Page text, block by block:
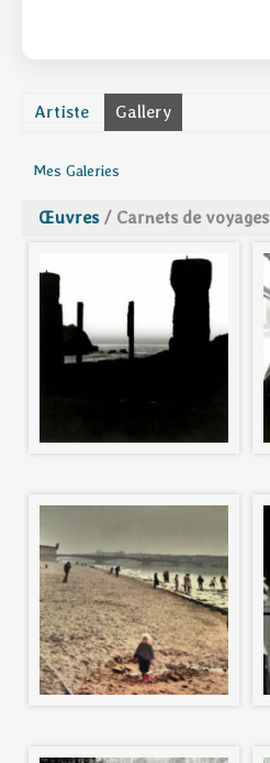
Artiste Gallery
Mes Galeries
Œuvres / Carnets de voyages